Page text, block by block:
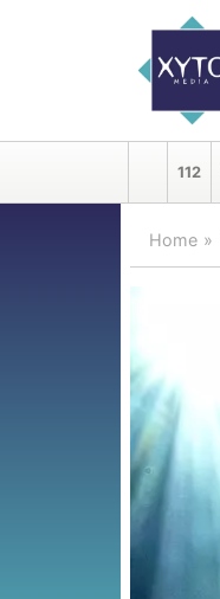
112
Home